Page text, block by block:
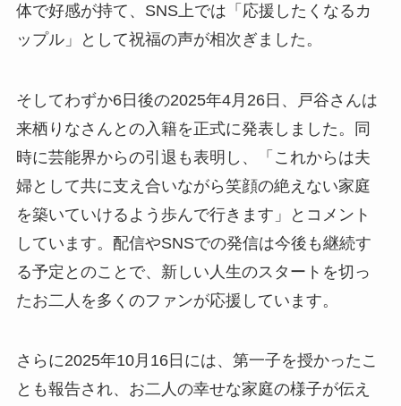
体で好感が持て、SNS上では「応援したくなるカ
ップル」として祝福の声が相次ぎました。
そしてわずか6日後の2025年4月26日、戸谷さんは
来栖りなさんとの入籍を正式に発表しました。同
時に芸能界からの引退も表明し、「これからは夫
婦として共に支え合いながら笑顔の絶えない家庭
を築いていけるよう歩んで行きます」とコメント
しています。配信やSNSでの発信は今後も継続す
る予定とのことで、新しい人生のスタートを切っ
たお二人を多くのファンが応援しています。
さらに2025年10月16日には、第一子を授かったこ
とも報告され、お二人の幸せな家庭の様子が伝え